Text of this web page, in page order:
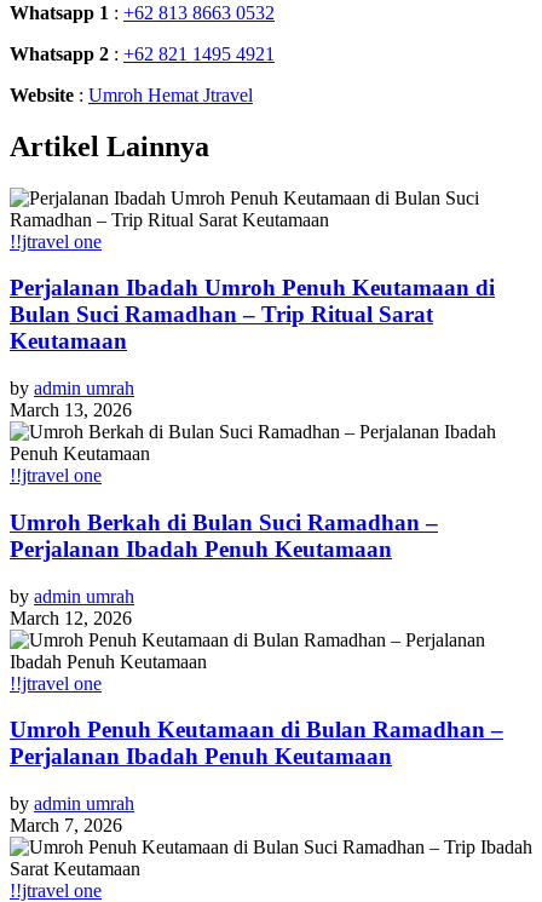
Whatsapp 1 : +62 813 8663 0532
Whatsapp 2 : +62 821 1495 4921
Website : Umroh Hemat Jtravel
Artikel Lainnya
!!jtravel one
Perjalanan Ibadah Umroh Penuh Keutamaan di
Bulan Suci Ramadhan – Trip Ritual Sarat
Keutamaan
by admin umrah
March 13, 2026
!!jtravel one
Umroh Berkah di Bulan Suci Ramadhan –
Perjalanan Ibadah Penuh Keutamaan
by admin umrah
March 12, 2026
!!jtravel one
Umroh Penuh Keutamaan di Bulan Ramadhan –
Perjalanan Ibadah Penuh Keutamaan
by admin umrah
March 7, 2026
!!jtravel one